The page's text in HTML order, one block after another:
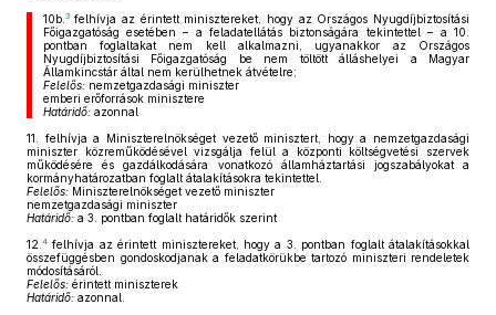
10b. 3felhívja az érintett minisztereket, hogy az Országos Nyugdíjbiztosítási
Főigazgatóság esetében – a feladatellátás biztonságára tekintettel – a 10.
pontban foglaltakat nem kell alkalmazni, ugyanakkor az Országos
Nyugdíjbiztosítási Főigazgatóság be nem töltött álláshelyei a Magyar
Államkincstár által nem kerülhetnek átvételre;
Felelős:nemzetgazdasági miniszter
emberi erőforrások minisztere
Határidő:azonnal
11.
felhívja a Miniszterelnökséget vezető minisztert, hogy a nemzetgazdasági
miniszter közreműködésével vizsgálja felül a központi költségvetési szervek
működésére és gazdálkodására vonatkozó államháztartási jogszabályokat a
kormányhatározatban foglalt átalakításokra tekintettel.
Felelős: Miniszterelnökséget vezető miniszter
nemzetgazdasági miniszter
Határidő: a 3. pontban foglalt határidők szerint
12. 4 felhívja az érintett minisztereket, hogy a 3. pontban foglalt átalakításokkal
összefüggésben gondoskodjanak a feladatkörükbe tartozó miniszteri rendeletek
módosításáról.
Felelős: érintett miniszterek
Határidő: azonnal.